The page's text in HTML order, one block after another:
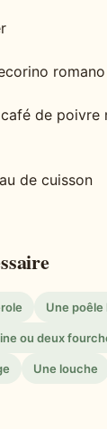
de poivre
de cuisson
Une poêle
ou deux
Une louche